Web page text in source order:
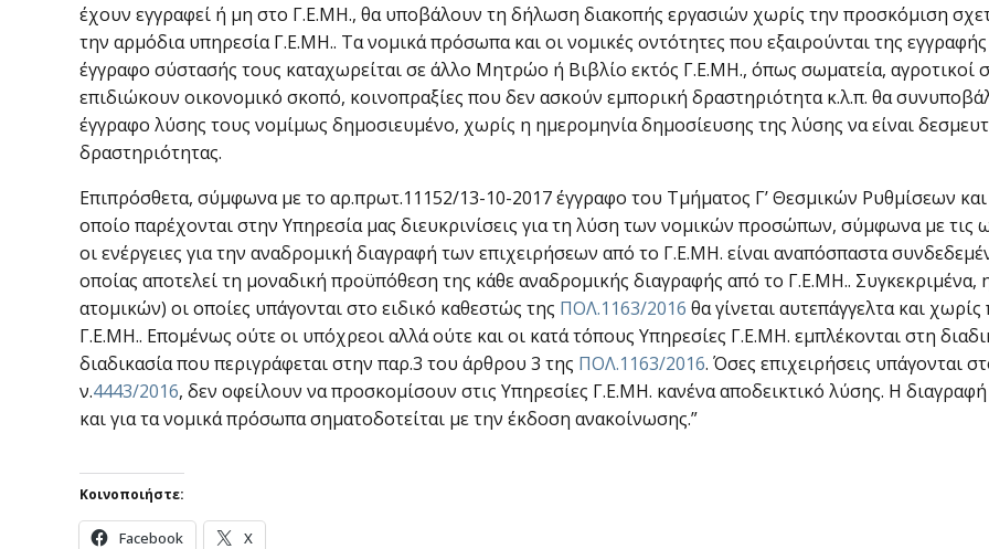
έχουν εγγραφεί ή μη στο Γ.Ε.ΜΗ., θα υποβάλουν τη δήλωση διακοπής εργασιών χωρίς την προσκόμιση
την αρμόδια υπηρεσία Γ.Ε.ΜΗ.. Τα νομικά πρόσωπα και οι νομικές οντότητες που εξαιρούνται της
έγγραφο σύστασής τους καταχωρείται σε άλλο Μητρώο ή Βιβλίο εκτός Γ.Ε.ΜΗ., όπως σωματεία, αγροτικοί
επιδιώκουν οικονομικό σκοπό, κοινοπραξίες που δεν ασκούν εμπορική δραστηριότητα κ.λ.π. θα
έγγραφο λύσης τους νομίμως δημοσιευμένο, χωρίς η ημερομηνία δημοσίευσης της λύσης να είναι
δραστηριότητας.
Επιπρόσθετα, σύμφωνα με το αρ.πρωτ.11152/13-10-2017 έγγραφο του Τμήματος Γ’ Θεσμικών Ρυθμίσεων
οποίο παρέχονται στην Υπηρεσία μας διευκρινίσεις για τη λύση των νομικών προσώπων, σύμφωνα με τις
οι ενέργειες για την αναδρομική διαγραφή των επιχειρήσεων από το Γ.Ε.ΜΗ. είναι αναπόσπαστα
οποίας αποτελεί τη μοναδική προϋπόθεση της κάθε αναδρομικής διαγραφής από το Γ.Ε.ΜΗ..
ατομικών) οι οποίες υπάγονται στο ειδικό καθεστώς της ΠΟΛ.1163/2016 θα γίνεται αυτεπάγγελτα και
Γ.Ε.ΜΗ.. Επομένως ούτε οι υπόχρεοι αλλά ούτε και οι κατά τόπους Υπηρεσίες Γ.Ε.ΜΗ. εμπλέκονται στη
διαδικασία που περιγράφεται στην παρ.3 του άρθρου 3 της ΠΟΛ.1163/2016. Όσες επιχειρήσεις υπάγονται
ν.4443/2016, δεν οφείλουν να προσκομίσουν στις Υπηρεσίες Γ.Ε.ΜΗ. κανένα αποδεικτικό λύσης. Η
και για τα νομικά πρόσωπα σηματοδοτείται με την έκδοση ανακοίνωσης.”
Κοινοποιήστε:
Facebook X